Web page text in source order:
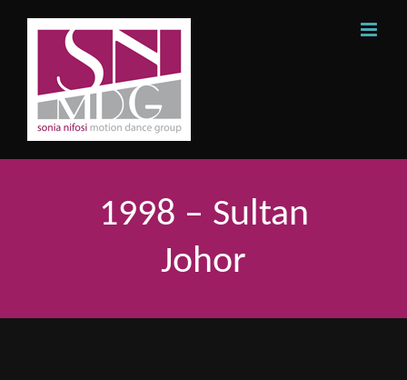
1998 – Sultan
Johor